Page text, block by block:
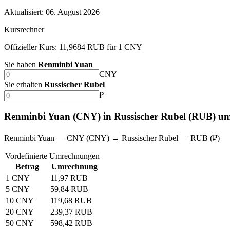
Aktualisiert: 06. August 2026
Kursrechner
Offizieller Kurs: 11,9684 RUB für 1 CNY
Sie haben Renminbi Yuan
CNY
Sie erhalten Russischer Rubel
₽
Renminbi Yuan (CNY) in Russischer Rubel (RUB)
Renminbi Yuan — CNY (CNY) → Russischer Rubel — RUB (₽)
Vordefinierte Umrechnungen
Betrag
Umrechnung
1 CNY
11,97 RUB
5 CNY
59,84 RUB
10 CNY
119,68 RUB
20 CNY
239,37 RUB
50 CNY
598,42 RUB